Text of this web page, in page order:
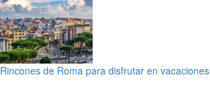
Rincones de Roma para disfrutar en vacaciones